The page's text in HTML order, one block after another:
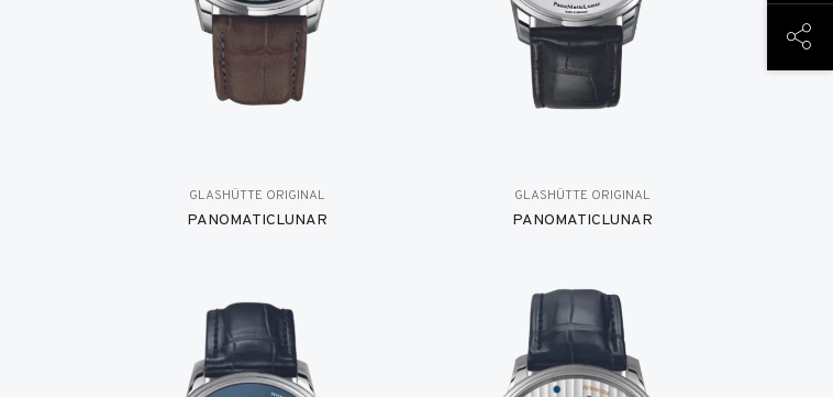
GLASHÜTTE ORIGINAL
PANOMATICLUNAR
GLASHÜTTE ORIGINAL
PANOMATICLUNAR